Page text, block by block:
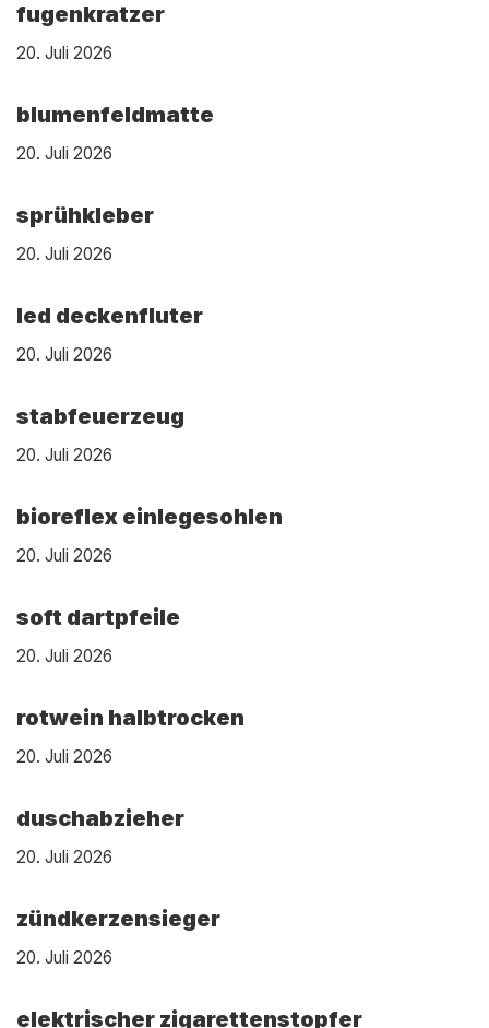
fugenkratzer
20. Juli 2026
blumenfeldmatte
20. Juli 2026
sprühkleber
20. Juli 2026
led deckenfluter
20. Juli 2026
stabfeuerzeug
20. Juli 2026
bioreflex einlegesohlen
20. Juli 2026
soft dartpfeile
20. Juli 2026
rotwein halbtrocken
20. Juli 2026
duschabzieher
20. Juli 2026
zündkerzensieger
20. Juli 2026
elektrischer zigarettenstopfer